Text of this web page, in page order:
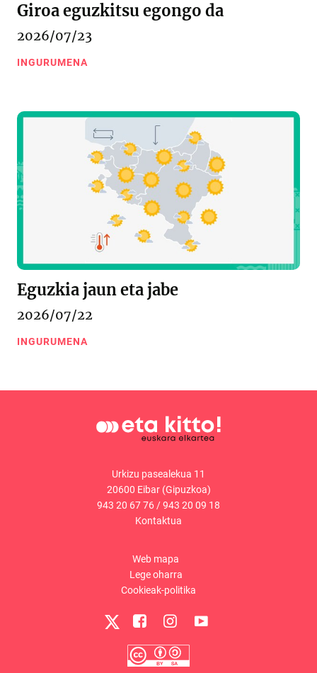
Giroa eguzkitsu egongo da
2026/07/23
INGURUMENA
Eguzkia jaun eta jabe
2026/07/22
INGURUMENA
Urkizu pasealekua 11
20600 Eibar (Gipuzkoa)
943 20 67 76 /943 20 09 18
Kontaktua
Web mapa
Lege oharra
Cookieak-politika